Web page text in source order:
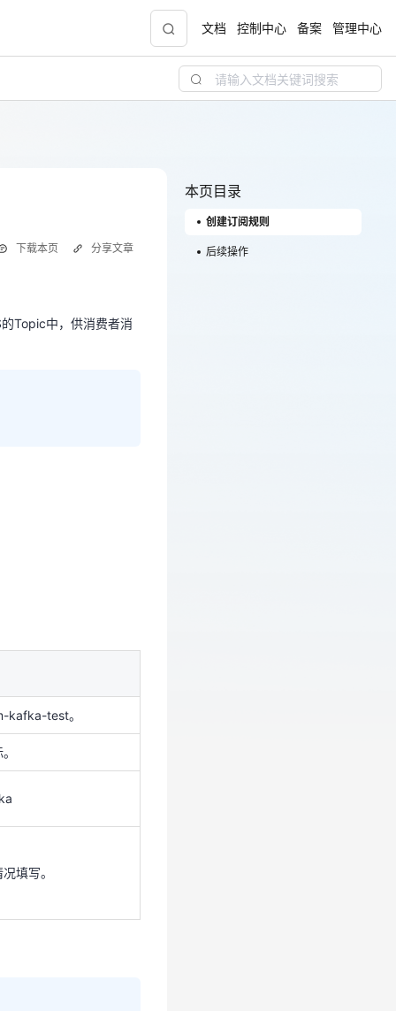
国家云助力中小企业腾飞，高额上云补贴重磅
文档 控制中心 备案 管理中心
下载本页
Topic中，供消费者消
kafka-test。
。
分享文章
Topic中，供消费者消
kafka-test。
填写。
本页目录
创建订阅规则
后续操作